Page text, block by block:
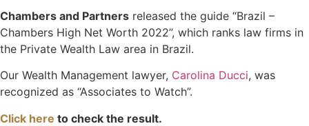
Chambers and Partners released the guide “Brazil –
Chambers High Net Worth 2022”, which ranks law firms in
the Private Wealth Law area in Brazil.
Our Wealth Management lawyer, Carolina Ducci, was
recognized as “Associates to Watch”.
Click here to check the result.